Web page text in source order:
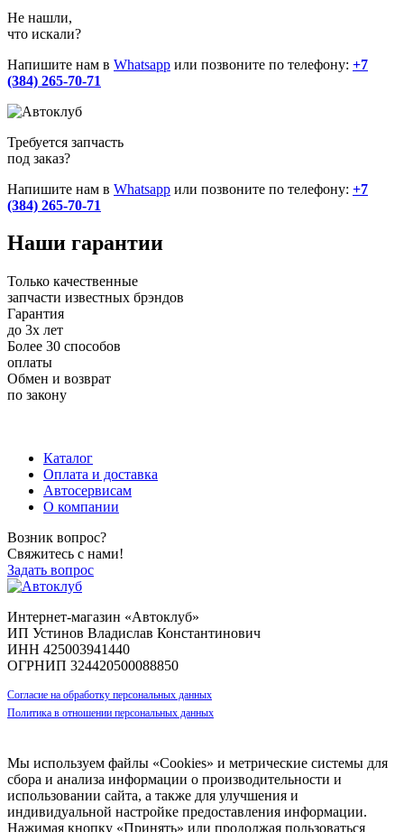
Не нашли,
что искали?
Напишите нам в Whatsapp или позвоните по телефону: +7
(384) 265-70-71
Требуется запчасть
под заказ?
Напишите нам в Whatsapp или позвоните по телефону: +7
(384) 265-70-71
Наши гарантии
Только качественные
запчасти известных брэндов
Гарантия
до 3х лет
Более 30 способов
оплаты
Обмен и возврат
по закону
Каталог
Оплата и доставка
Автосервисам
О компании
Возник вопрос?
Свяжитесь с нами!
Задать вопрос
Интернет-магазин «Автоклуб»
ИП Устинов Владислав Константинович
ИНН 425003941440
ОГРНИП 324420500088850
Согласие на обработку персональных данных
Политика в отношении персональных данных
Мы используем файлы «Cookies» и метрические системы для
сбора и анализа информации о производительности и
использовании сайта, а также для улучшения и
индивидуальной настройке предоставления информации.
Нажимая кнопку «Принять» или продолжая пользоваться